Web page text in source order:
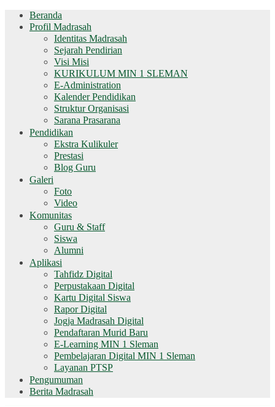
Beranda
Profil Madrasah
Identitas Madrasah
Sejarah Pendirian
Visi Misi
KURIKULUM MIN 1 SLEMAN
E-Administration
Kalender Pendidikan
Struktur Organisasi
Sarana Prasarana
Pendidikan
Ekstra Kulikuler
Prestasi
Blog Guru
Galeri
Foto
Video
Komunitas
Guru & Staff
Siswa
Alumni
Aplikasi
Tahfidz Digital
Perpustakaan Digital
Kartu Digital Siswa
Rapor Digital
Jogja Madrasah Digital
Pendaftaran Murid Baru
E-Learning MIN 1 Sleman
Pembelajaran Digital MIN 1 Sleman
Layanan PTSP
Pengumuman
Berita Madrasah